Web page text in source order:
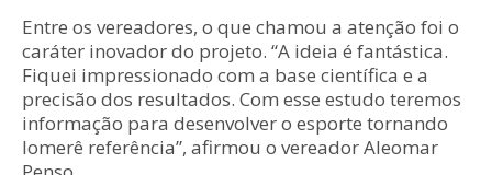
Entre os vereadores, o que chamou a atenção foi o
caráter inovador do projeto. “A ideia é fantástica.
Fiquei impressionado com a base científica e a
precisão dos resultados. Com esse estudo teremos
informação para desenvolver o esporte tornando
Iomerê referência”, afirmou o vereador Aleomar